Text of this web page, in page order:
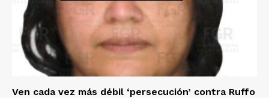
Ven cada vez más débil ‘persecución’ contra Ruffo